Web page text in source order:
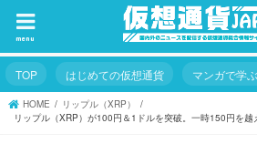
menu
TOP はじめての仮想通貨 マンガで学
HOME
リップル（XRP）
リップル（XRP）が100円＆1ドルを突破。一時150円を越